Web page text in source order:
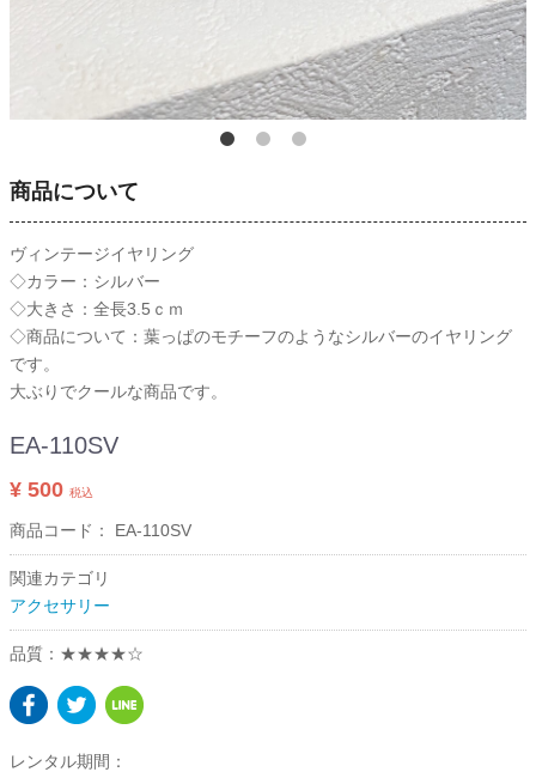
商品について
ヴィンテージイヤリング
◇カラー：シルバー
◇大きさ：全長3.5ｃｍ
◇商品について：葉っぱのモチーフのようなシルバーのイヤリング
です。
大ぶりでクールな商品です。
EA-110SV
¥ 500 税込
商品コード： EA-110SV
関連カテゴリ
アクセサリー
品質：★★★★☆
レンタル期間：